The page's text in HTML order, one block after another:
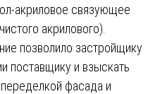
акриловое связующее
акрилового).
позволило застройщику
поставщику и взыскать
фасада и